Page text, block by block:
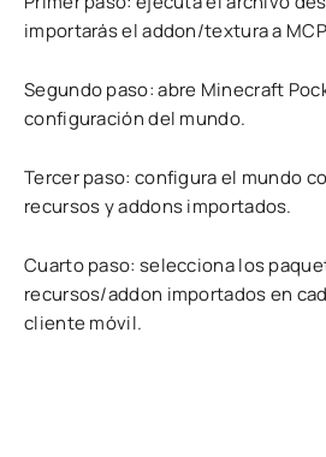
importarás el addon/textura a
Segundo paso: abre Minecraft
configuración del mundo.
Tercer paso: configura el mundo
recursos y addons importados.
Cuarto paso: selecciona los
recursos/addon importados en
cliente móvil.